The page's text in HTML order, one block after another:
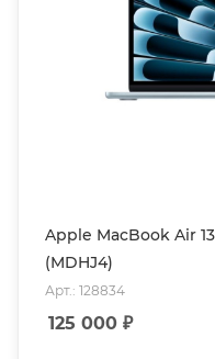
Apple MacBook Air
(MDHJ4)
Арт.: 128834
125 000 ₽